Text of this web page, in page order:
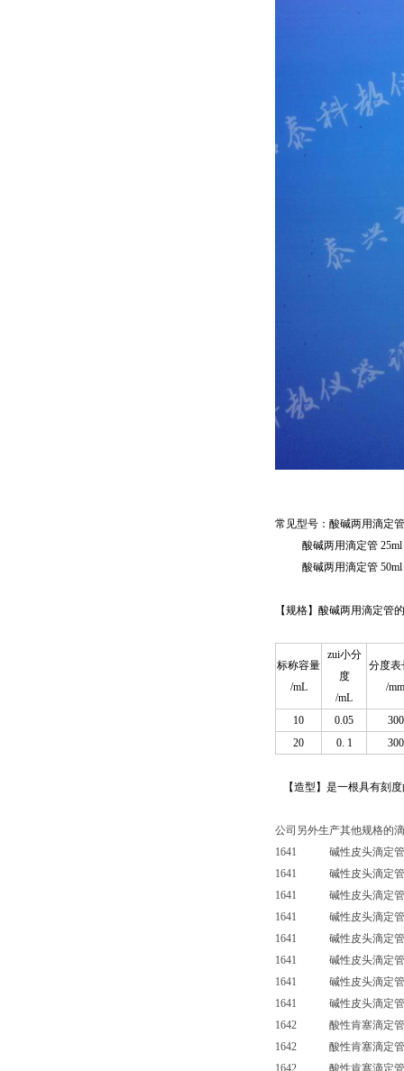
常见型号：酸碱两用滴定
酸碱两用滴定管 25ml
酸碱两用滴定管 50ml
【规格】酸碱两用滴定管
标称容量
/mL
zui小分
度
/mL
分度表
/mm
10 0.05
300
20
0. 1 300
【造型】是一根具有刻
公司另外生产其他规格的
1641 碱性皮头滴定
1641 碱性皮头滴定
1641 碱性皮头滴定
1641 碱性皮头滴定
1641 碱性皮头滴定
1641 碱性皮头滴定
1641 碱性皮头滴定
1641 碱性皮头滴定
1642 酸性肯塞滴定
1642 酸性肯塞滴定
1642 酸性肯塞滴定